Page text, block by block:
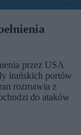
przez USA
irańskich portów
rozmawia z
do ataków